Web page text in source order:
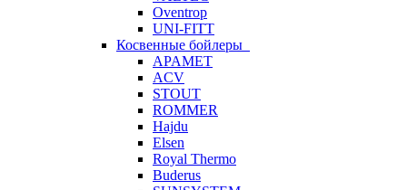
Oventrop
UNI-FITT
Косвенные бойлеры
APAMET
ACV
STOUT
ROMMER
Hajdu
Elsen
Royal Thermo
Buderus